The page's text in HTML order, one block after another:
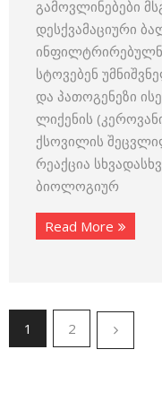
გამოვლინებები
დესქვამაციური
სტოვებენ
და პათოგენეზი
ლიქენის
ქსოვილის
რეაქცია
ბიოლოგიურ
Read More
1 2